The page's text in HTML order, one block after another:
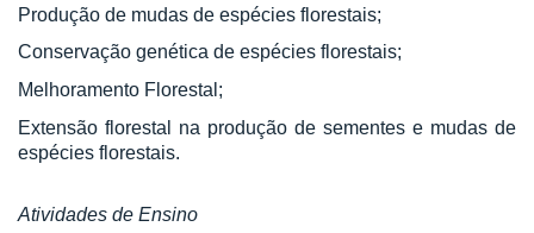
Produção de mudas de espécies florestais;
Conservação genética de espécies florestais;
Melhoramento Florestal;
Extensão florestal na produção de sementes e mudas de
espécies florestais.
Atividades de Ensino